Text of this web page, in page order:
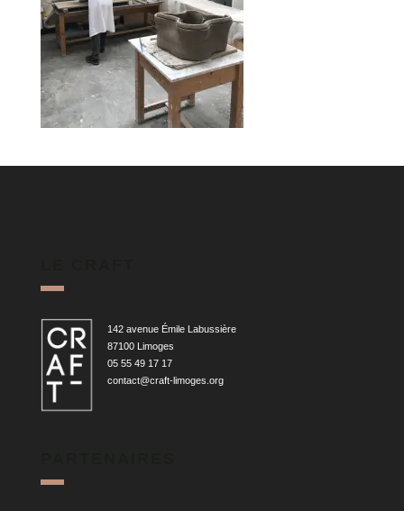
142 avenue Émile Labussière
87100 Limoges
05 55 49 17 17
contact@craft-limoges.org